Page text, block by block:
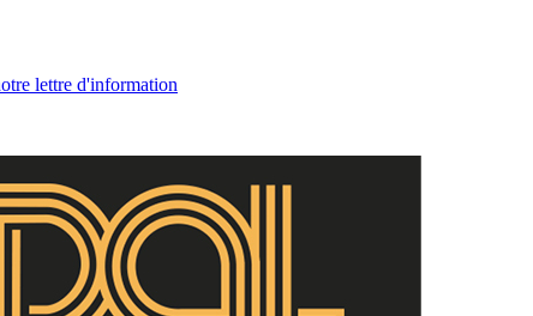
lettre d'information